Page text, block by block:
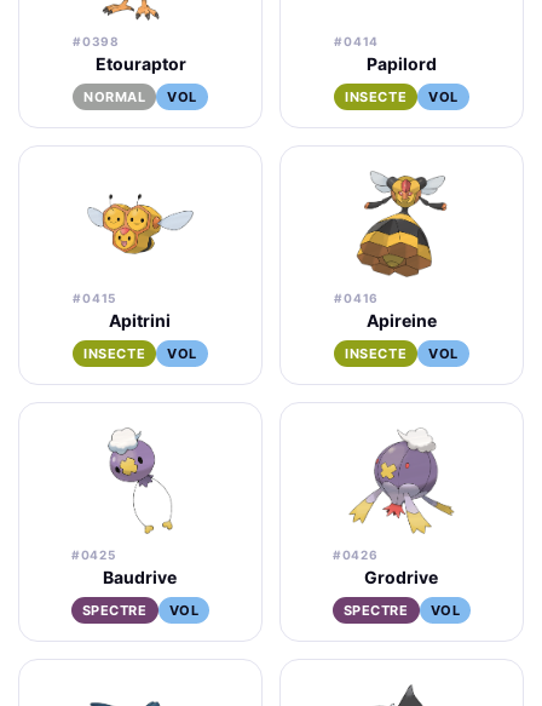
#0398
Etouraptor
NORMAL VOL
#0414
Papilord
INSECTE VOL
#0415
Apitrini
INSECTE VOL
#0416
Apireine
INSECTE VOL
#0425
Baudrive
SPECTRE VOL
#0426
Grodrive
SPECTRE VOL